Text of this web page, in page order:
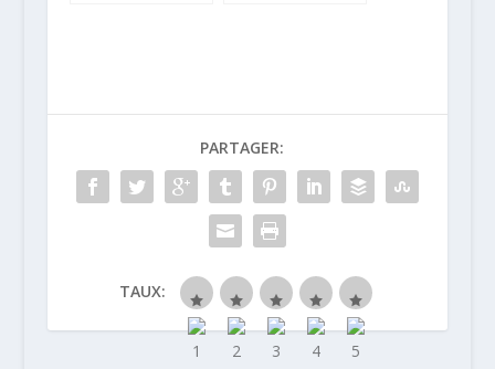
PARTAGER:
TAUX: